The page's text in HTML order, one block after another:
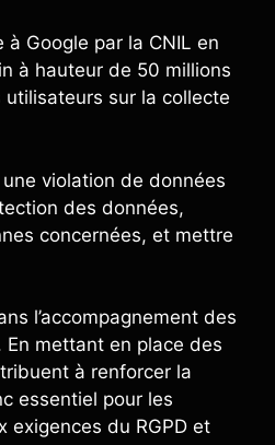
à Google par la CNIL en
à hauteur de 50 millions
utilisateurs sur la collecte
violation de données
des données,
concernées, et mettre
l’accompagnement des
mettant en place des
à renforcer la
essentiel pour les
exigences du RGPD et